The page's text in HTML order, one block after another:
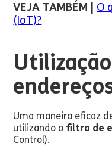
VEJA TAMBÉM |
O
(IoT)?
Uma maneira eficaz
utilizando o filtro de
Control).